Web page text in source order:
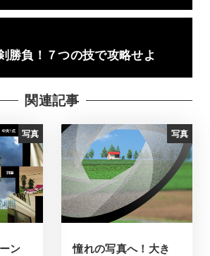
勝負！７つの技で攻略せよ
関連記事
写真
ン
写真
憧れの写真へ！大き